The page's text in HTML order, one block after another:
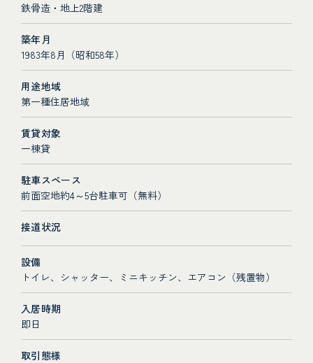
鉄骨造・地上2階建
築年月
1983年8月（昭和58年）
用途地域
第一種住居地域
賃貸対象
一棟貸
駐車スペース
前面空地約4～5台駐車可（無料）
接道状況
設備
トイレ、シャッター、ミニキッチン、エアコン（残置物）
入居時期
即日
取引態様